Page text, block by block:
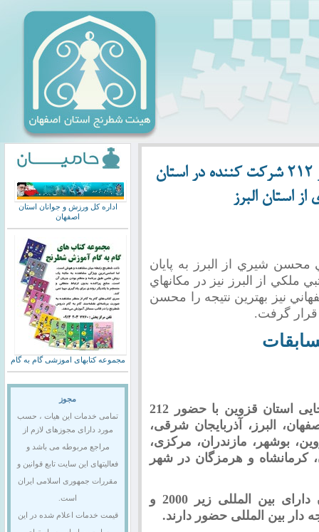
پايان دومین دوره جام شهید رجایی با حضور 212 شرکت کننده در استان
استان البرز
محسن شيري از البرز به پايان
ملكي از البرز نيز در مكانهاي
نيز بهترين نتيجه را محسن
دومین دوره مسابقات شطرنج جام شهید رجایی استان قزوین با حضور 212
البرز، آذربایجان شرقی،
بوشهر، مازندران، مرکزی،
کرمانشاه و هرمزگان در شهر
در این دوره از رقابت ها که ویژه بازیکنان دارای بین المللی زیر 2000 و
اداره کل ورزش و جوانان استان
اصفهان
مجموعه کتابهای اموزشی گام به گام
مجوز
تمامی خدمات این هیات ، حسب
مورد دارای مجوزهای لازم از
مراجع مربوطه می باشد و
فعالیتهای این سایت تابع قوانین و
مقررات جمهوری اسلامی ایران
است.
قیمت خدمات اعلام شده در این